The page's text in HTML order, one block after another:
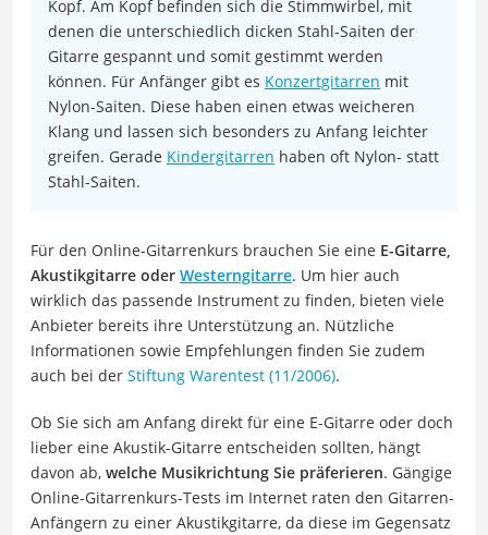
Kopf. Am Kopf befinden sich die Stimmwirbel, mit
denen die unterschiedlich dicken Stahl-Saiten der
Gitarre gespannt und somit gestimmt werden
können. Für Anfänger gibt es Konzertgitarren mit
Nylon-Saiten. Diese haben einen etwas weicheren
Klang und lassen sich besonders zu Anfang leichter
greifen. Gerade Kindergitarren haben oft Nylon- statt
Stahl-Saiten.
Für den Online-Gitarrenkurs brauchen Sie eine E-Gitarre,
Akustikgitarre oder Westerngitarre. Um hier auch
wirklich das passende Instrument zu finden, bieten viele
Anbieter bereits ihre Unterstützung an. Nützliche
Informationen sowie Empfehlungen finden Sie zudem
auch bei der Stiftung Warentest (11/2006).
Ob Sie sich am Anfang direkt für eine E-Gitarre oder doch
lieber eine Akustik-Gitarre entscheiden sollten, hängt
davon ab, welche Musikrichtung Sie präferieren. Gängige
Online-Gitarrenkurs-Tests im Internet raten den Gitarren-
Anfängern zu einer Akustikgitarre, da diese im Gegensatz